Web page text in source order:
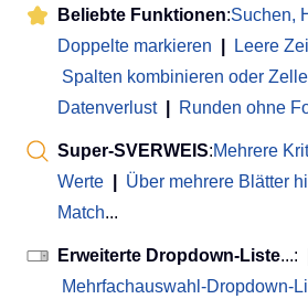
Beliebte Funktionen:Suchen,
Doppelte markieren
Leere
Spalten kombinieren oder
Datenverlust
Runden ohne
Super-SVERWEIS:Mehrere
Werte
Über mehrere Blätter
Match...
Erweiterte Dropdown-Liste...:
Mehrfachauswahl-Dropdown-